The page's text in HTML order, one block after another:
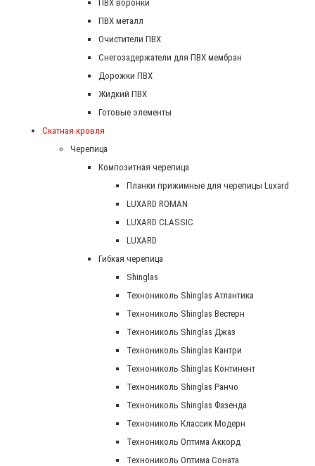
ПВХ воронки
ПВХ металл
Очистители ПВХ
Снегозадержатели для ПВХ мембран
Дорожки ПВХ
Жидкий ПВХ
Готовые элементы
Скатная кровля
Черепица
Композитная черепица
Планки прижимные для черепицы Luxard
LUXARD ROMAN
LUXARD CLASSIC
LUXARD
Гибкая черепица
Shinglas
Технониколь Shinglas Атлантика
Технониколь Shinglas Вестерн
Технониколь Shinglas Джаз
Технониколь Shinglas Кантри
Технониколь Shinglas Континент
Технониколь Shinglas Ранчо
Технониколь Shinglas Фазенда
Технониколь Классик Модерн
Технониколь Оптима Аккорд
Технониколь Оптима Соната